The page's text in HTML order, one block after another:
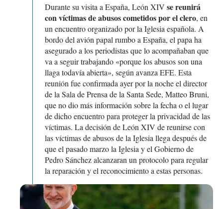
Durante su visita a España, León XIV se reunirá
con víctimas de abusos cometidos por el clero, en
un encuentro organizado por la Iglesia española. A
bordo del avión papal rumbo a España, el papa ha
asegurado a los periodistas que lo acompañaban que
va a seguir trabajando «porque los abusos son una
llaga todavía abierta», según avanza EFE. Esta
reunión fue confirmada ayer por la noche el director
de la Sala de Prensa de la Santa Sede, Matteo Bruni,
que no dio más información sobre la fecha o el lugar
de dicho encuentro para proteger la privacidad de las
víctimas. La decisión de León XIV de reunirse con
las víctimas de abusos de la Iglesia llega después de
que el pasado marzo la Iglesia y el Gobierno de
Pedro Sánchez alcanzaran un protocolo para regular
la reparación y el reconocimiento a estas personas.